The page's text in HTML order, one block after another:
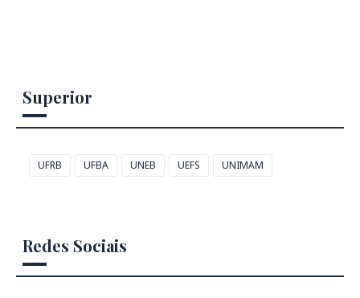
Superior
UFRB UFBA UNEB UEFS UNIMAM
Redes Sociais